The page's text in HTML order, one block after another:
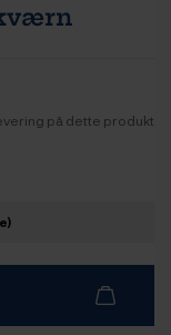
på dette produkt